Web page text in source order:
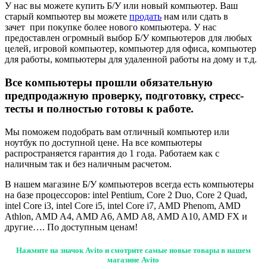
У нас вы можете купить Б/У или новый компьютер. Ваш
старый компьютер вы можете продать нам или сдать в
зачет при покупке более нового компьютера. У нас
предоставлен огромный выбор Б/У компьютеров для любых
целей, игровой компьютер, компьютер для офиса, компьютер
для работы, компьютеры для удаленной работы на дому и т.д.
Все компьютеры прошли обязательную
предпродажную проверку, подготовку, стресс-
тесты и полностью готовы к работе.
Мы поможем подобрать вам отличный компьютер или
ноутбук по доступной цене. На все компьютеры
распространяется гарантия до 1 года. Работаем как с
наличным так и без наличным расчетом.
В нашем магазине Б/У компьютеров всегда есть компьютеры
на базе процессоров: intel Pentium, Core 2 Duo, Core 2 Quad,
intel Core i3, intel Core i5, intel Core i7, AMD Phenom, AMD
Athlon, AMD A4, AMD A6, AMD A8, AMD A10, AMD FX и
другие…. По доступным ценам!
Нажмите на значок Avito и смотрите самые новые товары в нашем
магазине Avito